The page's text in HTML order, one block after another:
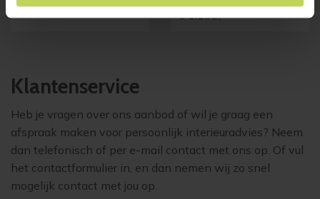
€ 1.199,-
Klantenservice
Heb je vragen over ons aanbod of wil je graag een
afspraak maken voor persoonlijk interieuradvies? Neem
dan telefonisch of per e-mail contact met ons op. Of vul
het contactformulier in, en dan nemen wij zo snel
mogelijk contact met jou op.